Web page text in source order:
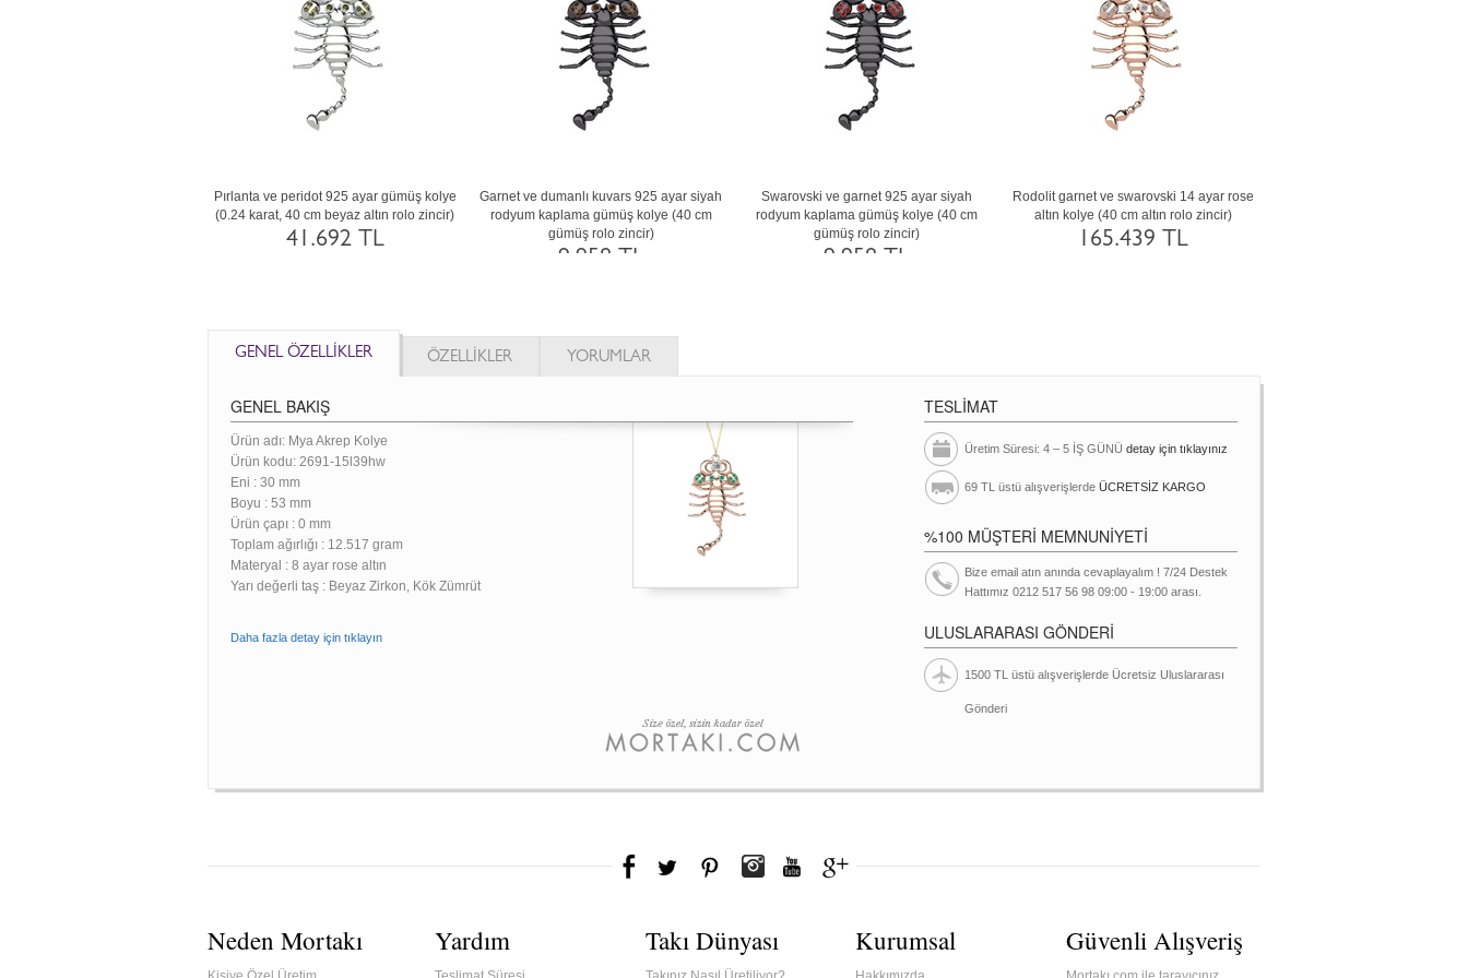
Pırlanta ve peridot 925 ayar gümüş kolye
(0.24 karat, 40 cm beyaz altın rolo zincir)
41.692 TL
Garnet ve dumanlı kuvars 925 ayar siyah
rodyum kaplama gümüş kolye (40 cm
gümüş rolo zincir)
9.958 TL
Swarovski ve garnet 925 ayar siyah
rodyum kaplama gümüş kolye (40 cm
gümüş rolo zincir)
9.958 TL
Rodolit garnet ve swarovski 14 ayar rose
altın kolye (40 cm altın rolo zincir)
165.439 TL
GENEL ÖZELLİKLER ÖZELLİKLER YORUMLAR
GENEL BAKIŞ
Ürün adı: Mya Akrep Kolye
Ürün kodu: 2691-15l39hw
Eni : 30 mm
Boyu : 53 mm
Ürün çapı : 0 mm
Toplam ağırlığı : 12.517 gram
Materyal : 8 ayar rose altın
Yarı değerli taş : Beyaz Zirkon, Kök Zümrüt
Daha fazla detay için tıklayın
TESLİMAT
Üretim Süresi: 4 – 5 İŞ GÜNÜ detay için tıklayınız
69 TL üstü alışverişlerde ÜCRETSİZ KARGO
%100 MÜŞTERİ MEMNUNİYETİ
Bize email atın anında cevaplayalım ! 7/24 Destek
Hattımız 0212 517 56 98 09:00 - 19:00 arası.
ULUSLARARASI GÖNDERİ
1500 TL üstü alışverişlerde Ücretsiz Uluslararası
Gönderi
Neden Mortakı Yardım Takı Dünyası Kurumsal Güvenli Alışveriş